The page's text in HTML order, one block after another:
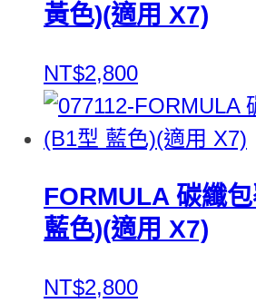
黃色)(適用 X7)
NT$2,800
FORMULA 碳纖
藍色)(適用 X7)
NT$2,800